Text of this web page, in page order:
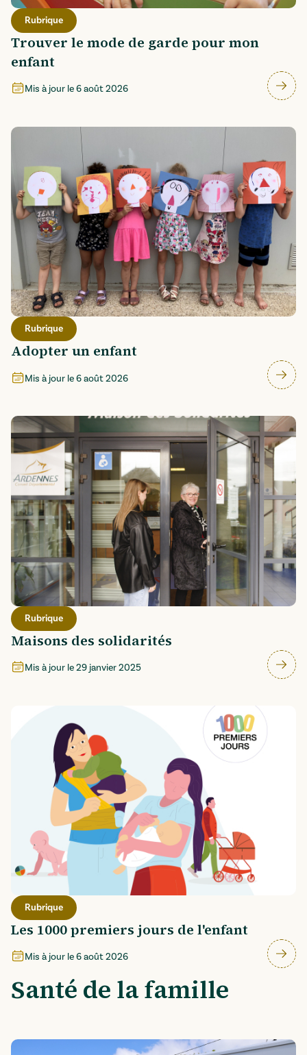
Rubrique
Trouver le mode de garde pour mon
enfant
Mis à jour le6 août 2026
Rubrique
Adopter un enfant
Mis à jour le6 août 2026
Rubrique
Maisons des solidarités
Mis à jour le29 janvier 2025
Rubrique
Les 1000 premiers jours de l'enfant
Mis à jour le6 août 2026
Santé de la famille